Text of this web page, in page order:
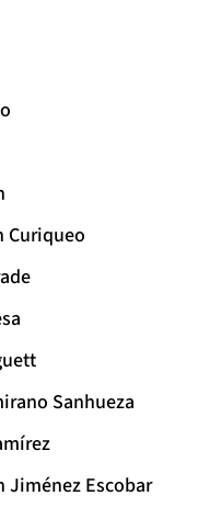
Curiqueo
Sanhueza
Jiménez Escobar